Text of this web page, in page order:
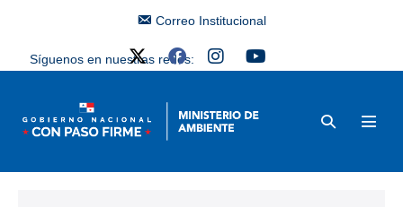
Correo Institucional
Síguenos en nuestras redes: